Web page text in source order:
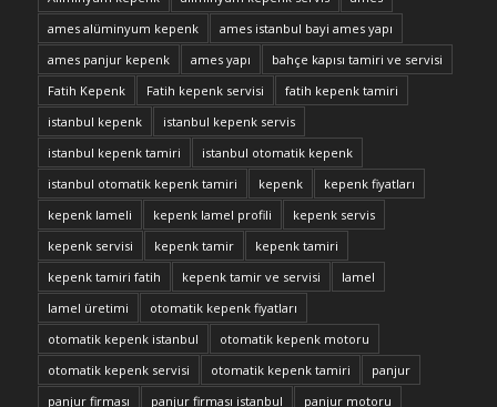
ames alüminyum kepenk
ames istanbul bayi ames yapı
ames panjur kepenk
ames yapı
bahçe kapısı tamiri ve servisi
Fatih Kepenk
Fatih kepenk servisi
fatih kepenk tamiri
istanbul kepenk
istanbul kepenk servis
istanbul kepenk tamiri
istanbul otomatik kepenk
istanbul otomatik kepenk tamiri
kepenk
kepenk fiyatları
kepenk lameli
kepenk lamel profili
kepenk servis
kepenk servisi
kepenk tamir
kepenk tamiri
kepenk tamiri fatih
kepenk tamir ve servisi
lamel
lamel üretimi
otomatik kepenk fiyatları
otomatik kepenk istanbul
otomatik kepenk motoru
otomatik kepenk servisi
otomatik kepenk tamiri
panjur
panjur firması
panjur firması istanbul panjur motoru